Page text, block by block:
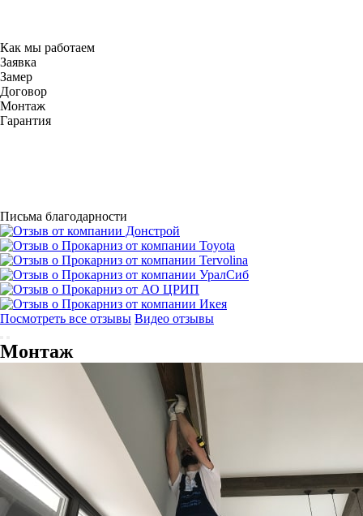
Как мы работаем
Заявка
Замер
Договор
Монтаж
Гарантия
Письма благодарности
Посмотреть все отзывы Видео отзывы
Монтаж